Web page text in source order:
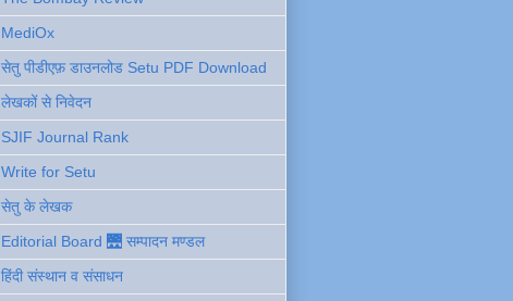
MediOx
सेतु पीडीएफ़ डाउनलोड Setu PDF Download
लेखकों से निवेदन
SJIF Journal Rank
Write for Setu
सेतु के लेखक
Editorial Board 🌉 सम्पादन मण्डल
हिंदी संस्थान व संसाधन